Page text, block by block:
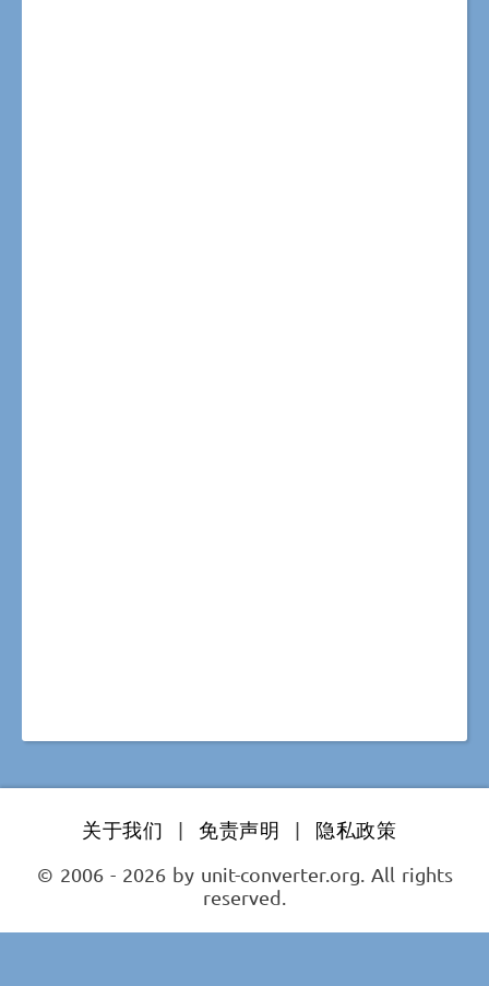
关于我们 | 免责声明 |
隐私政策
© 2006 - 2026 by unit-converter.org. All rights
reserved.